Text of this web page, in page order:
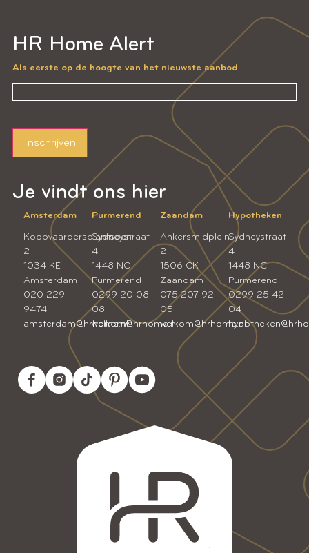
Je vindt ons hier
Amsterdam
Koopvaardersplantsoen
2
1034 KE
Amsterdam
020 229
9474
amsterdam@hrhome.nl
Purmerend
Sydneystraat
4
1448 NC
Purmerend
0299 20 08
08
welkom@hrhome.nl
Zaandam
Ankersmidplein
2
1506 CK
Zaandam
075 207 92
05
welkom@hrhome.nl
Hypotheken
Sydneystraat
4
1448 NC
Purmerend
0299 25 42
04
HR Home Alert
Als eerste op de hoogte van het nieuwste aanbod
Inschrijven